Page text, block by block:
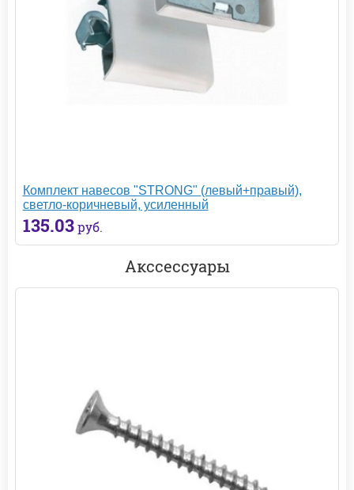
Комплект навесов "STRONG" (левый+правый),
светло-коричневый, усиленный
135.03 руб.
Акссессуары